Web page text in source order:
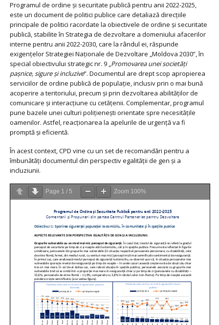
Programul de ordine și securitate publică pentru anii 2022-2025,
este un document de politici publice care detaliază direcțiile
principale de politici racordate la obiectivele de ordine și securitate
publică, stabilite în Strategia de dezvoltare a domeniului afacerilor
interne pentru anii 2022-2030, care la rândul ei, răspunde
exigențelor Strategiei Naționale de Dezvoltare „Moldova 2030”, în
special obiectivului strategic nr. 9 „Promovarea unei societăți
pașnice, sigure și incluzive”. Documentul are drept scop apropierea
serviciilor de ordine publică de populație, inclusiv prin o mai bună
acoperire a teritoriului, precum și prin dezvoltarea abilităților de
comunicare și interacțiune cu cetățenii. Complementar, programul
pune bazele unei culturi polițienești orientate spre necesitățile
oamenilor. Astfel, reacționarea la apelurile de urgență va fi
promptă și eficientă.
În acest context, CPD vine cu un set de recomandări pentru a
îmbunătăți documentul din perspectiv egalității de gen și a
incluziunii.
Page 1 / 5 Zoom 100%